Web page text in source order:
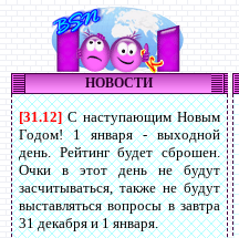
НОВОСТИ
[31.12]С наступающим Новым
Годом! 1 января - выходной
день. Рейтинг будет сброшен.
Очки в этот день не будут
засчитываться, также не будут
выставляться вопросы в завтра
31 декабря и 1 января.